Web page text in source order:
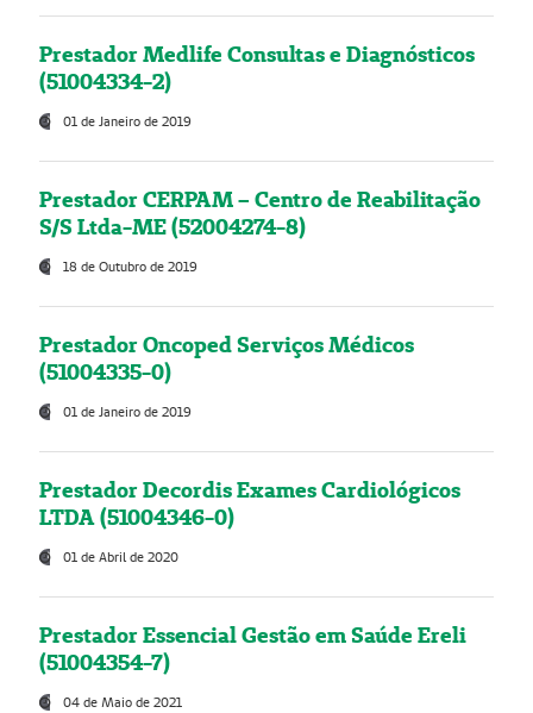
Prestador Medlife Consultas e Diagnósticos
(51004334-2)
01 de Janeiro de 2019
Prestador CERPAM – Centro de Reabilitação
S/S Ltda-ME (52004274-8)
18 de Outubro de 2019
Prestador Oncoped Serviços Médicos
(51004335-0)
01 de Janeiro de 2019
Prestador Decordis Exames Cardiológicos
LTDA (51004346-0)
01 de Abril de 2020
Prestador Essencial Gestão em Saúde Ereli
(51004354-7)
04 de Maio de 2021